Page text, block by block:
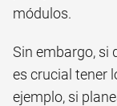
módulos.
Sin embargo, si
es crucial tener
ejemplo, si